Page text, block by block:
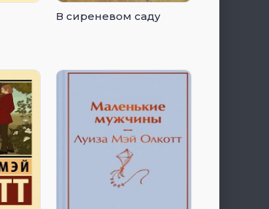
В сиреневом саду